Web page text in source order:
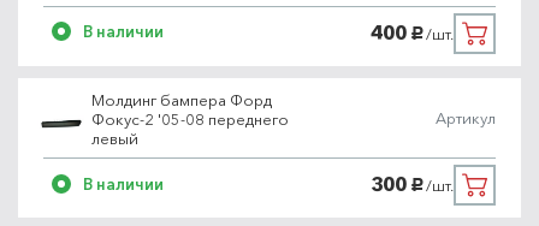
В наличии 400 руб./шт.
Молдинг бампера Форд
Фокус-2 '05-08 переднего
левый
Артикул
В наличии 300 руб./шт.